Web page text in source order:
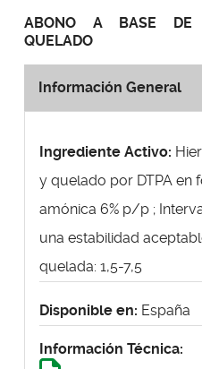
ABONO A BASE DE
QUELADO
Información General
Ingrediente Activo:
y quelado por DTPA en
amónica 6% p/p ;
una estabilidad
quelada: 1,5-7,5
Disponible en: España
Información Técnica: